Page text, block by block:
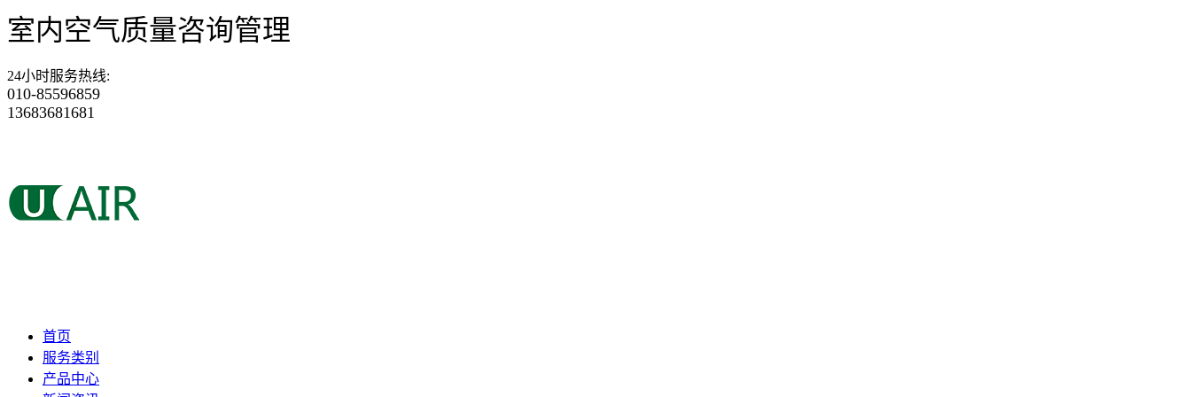
室内空气质量咨询管理
24小时服务热线:
010-85596859
13683681681
首页
服务类别
产品中心